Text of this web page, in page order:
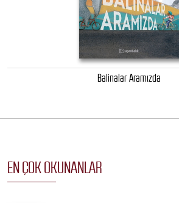
Balinalar Aramızda
EN ÇOK OKUNANLAR